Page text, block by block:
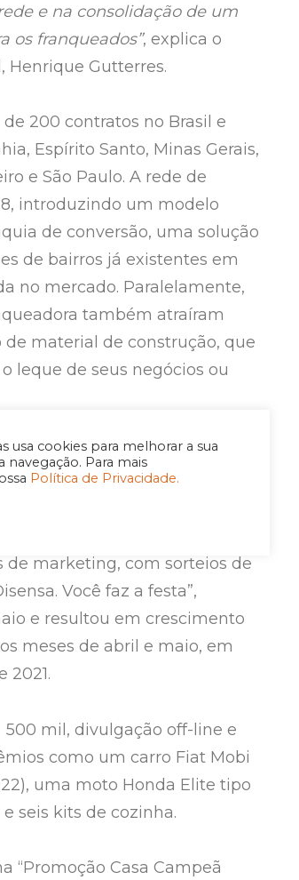
usa cookies para melhorar a sua
navegação. Para mais
Política de Privacidade.
e na consolidação de um
os franqueados”, explica o
Henrique Gutterres.
200 contratos no Brasil e
Espírito Santo, Minas Gerais,
e São Paulo. A rede de
introduzindo um modelo
de conversão, uma solução
de bairros já existentes em
no mercado. Paralelamente,
também atraíram
material de construção, que
leque de seus negócios ou
da rede
mercado nacional, ampliar
e suas equipes, a
de marketing, com sorteios de
Você faz a festa”,
e resultou em crescimento
meses de abril e maio, em
2021.
mil, divulgação off-line e
como um carro Fiat Mobi
uma moto Honda Elite tipo
seis kits de cozinha.
“Promoção Casa Campeã